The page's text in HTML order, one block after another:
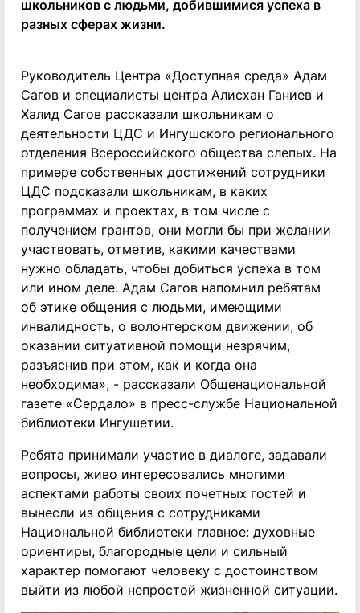
школьников с людьми, добившимися успеха в
разных сферах жизни.
Руководитель Центра «Доступная среда» Адам
Сагов и специалисты центра Алисхан Ганиев и
Халид Сагов рассказали школьникам о
деятельности ЦДС и Ингушского регионального
отделения Всероссийского общества слепых. На
примере собственных достижений сотрудники
ЦДС подсказали школьникам, в каких
программах и проектах, в том числе с
получением грантов, они могли бы при желании
участвовать, отметив, какими качествами
нужно обладать, чтобы добиться успеха в том
или ином деле. Адам Сагов напомнил ребятам
об этике общения с людьми, имеющими
инвалидность, о волонтерском движении, об
оказании ситуативной помощи незрячим,
разъяснив при этом, как и когда она
необходима», - рассказали Общенациональной
газете «Сердало» в пресс-службе Национальной
библиотеки Ингушетии.
Ребята принимали участие в диалоге, задавали
вопросы, живо интересовались многими
аспектами работы своих почетных гостей и
вынесли из общения с сотрудниками
Национальной библиотеки главное: духовные
ориентиры, благородные цели и сильный
характер помогают человеку с достоинством
выйти из любой непростой жизненной ситуации.